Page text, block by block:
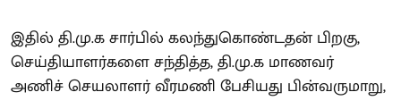
இதில் தி.மு.க சார்பில் கலந்துகொண்டதன் பிறகு,
செய்தியாளர்களை சந்தித்த, தி.மு.க மாணவர்
அணிச் செயலாளர் வீரமணி பேசியது பின்வருமாறு,